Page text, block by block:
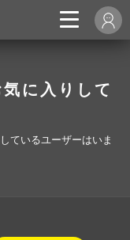
に入りして
ているユーザーはいま